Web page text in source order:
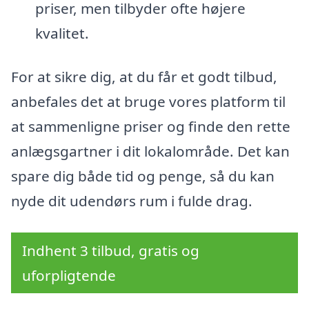
priser, men tilbyder ofte højere
kvalitet.
For at sikre dig, at du får et godt tilbud,
anbefales det at bruge vores platform til
at sammenligne priser og finde den rette
anlægsgartner i dit lokalområde. Det kan
spare dig både tid og penge, så du kan
nyde dit udendørs rum i fulde drag.
Indhent 3 tilbud, gratis og
uforpligtende